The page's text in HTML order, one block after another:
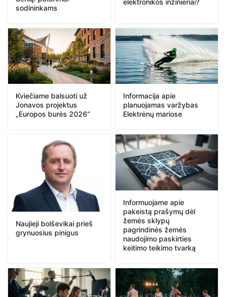
sodininkams
elektronikos inžinieriai?
Kviečiame balsuoti už
Jonavos projektus
„Europos burės 2026“
Informacija apie
planuojamas varžybas
Elektrėnų mariose
Naujieji bolševikai prieš
grynuosius pinigus
Informuojame apie
pakeistą prašymų dėl
žemės sklypų
pagrindinės žemės
naudojimo paskirties
keitimo teikimo tvarką